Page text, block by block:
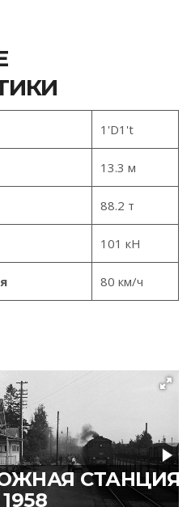
1'D1't
13.3 м
88.2 т
101 кН
80 км/ч
СТАНЦИЯ